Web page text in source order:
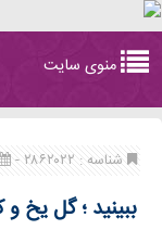
navigation
منوی سایت
شناسه : ۲۸۶۲۰۲۲ -
ببینید ؛ گل یخ